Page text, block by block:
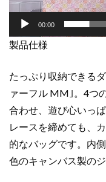
ド
具
個
00:00
製品仕様
たっぷり収納できる
ァーフル MM｣。4つ
合わせ、遊び心いっ
レースを締めても、
的なバッグです。内
色のキャンバス製の